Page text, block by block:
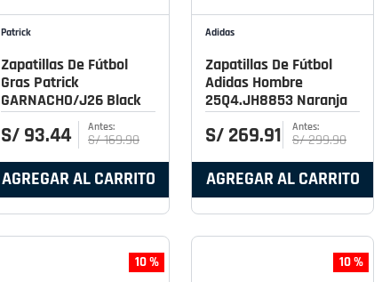
Patrick
Zapatillas De Fútbol
Gras Patrick
GARNACHO/J26 Black
S/ 93.44 S/169.90
AGREGAR AL CARRITO
Adidas
Zapatillas De Fútbol
Adidas Hombre
25Q4.JH8853 Naranja
S/ 269.91 S/299.90
AGREGAR AL CARRITO
10 % 10 %